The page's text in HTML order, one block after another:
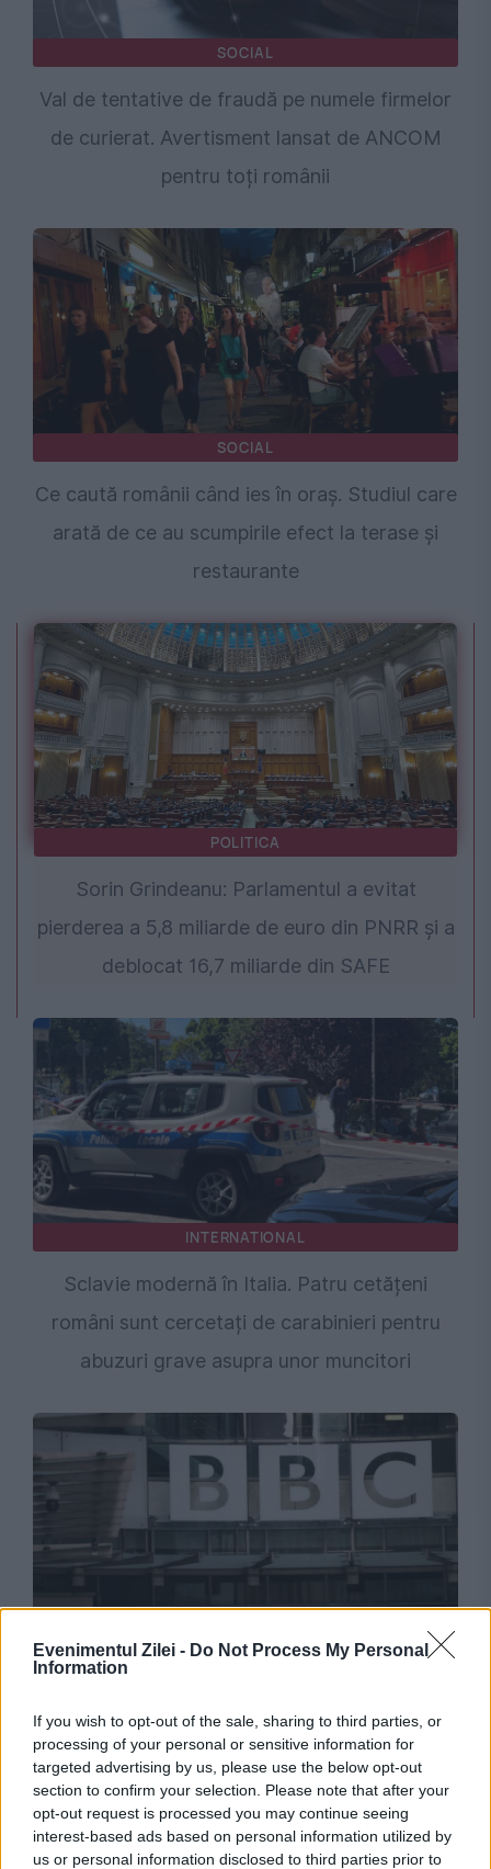
Evenimentul Zilei - Do Not Process My Personal
Information
If you wish to opt-out of the sale, sharing to third parties, or
processing of your personal or sensitive information for
targeted advertising by us, please use the below opt-out
section to confirm your selection. Please note that after your
opt-out request is processed you may continue seeing
interest-based ads based on personal information utilized by
us or personal information disclosed to third parties prior to
SOCIAL
Val de tentative de fraudă pe numele firmelor
de curierat. Avertisment lansat de ANCOM
pentru toți românii
SOCIAL
Ce caută românii când ies în oraș. Studiul care
arată de ce au scumpirile efect la terase și
restaurante
POLITICA
Sorin Grindeanu: Parlamentul a evitat
pierderea a 5,8 miliarde de euro din PNRR și a
deblocat 16,7 miliarde din SAFE
INTERNATIONAL
Sclavie modernă în Italia. Patru cetățeni
români sunt cercetați de carabinieri pentru
abuzuri grave asupra unor muncitori
Peste 500.000 de britanici au renunțat la taxa
TV. BBC răspunde cu o nouă campanie care
sună a disperare